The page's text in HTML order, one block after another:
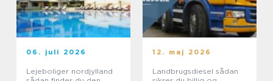
06. juli 2026
Lejeboliger nordjylland
12. maj 2026
Landbrugsdiesel sådan